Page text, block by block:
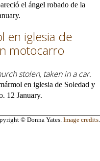
el ángel robado de la
en iglesia de
motocarro
stolen, taken in a car.
en iglesia de Soledad y
12 January.
© Donna Yates. Image credits.